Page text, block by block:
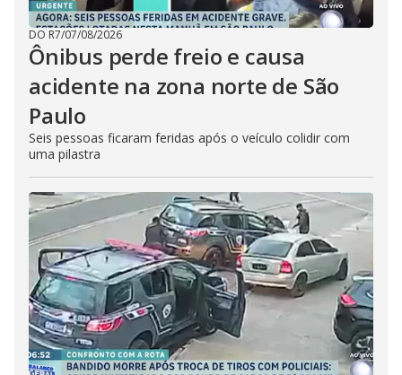
DO R7/07/08/2026
Ônibus perde freio e causa
acidente na zona norte de São
Paulo
Seis pessoas ficaram feridas após o veículo colidir com
uma pilastra